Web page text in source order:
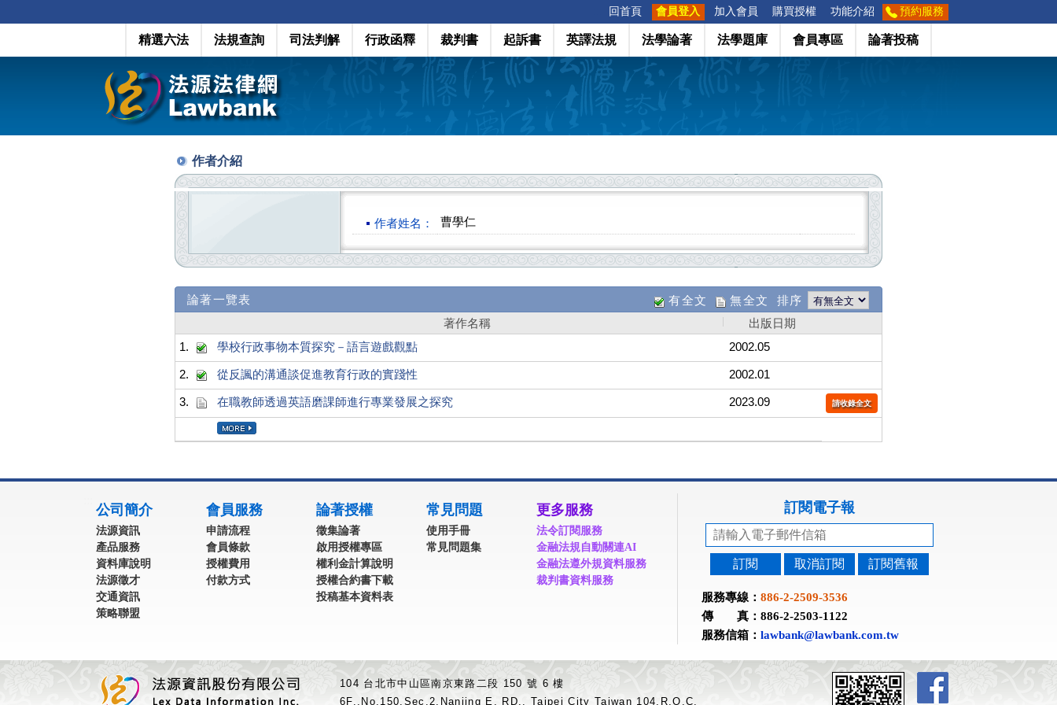
回首頁 會員登入 加入會員 購買授權 功能介紹 預約服務
精選六法 法規查詢 司法判解 行政函釋 裁判書 起訴書 英譯法規 法學論著 法學題庫 會員專區 論著投稿
作者介紹
作者姓名： 曹學仁
論著一覽表 有全文 無全文 排序
著作名稱
出版日期
1.
學校行政事物本質探究－語言遊戲觀點 2002.05
2. 從反諷的溝通談促進教育行政的實踐性 2002.01
3. 在職教師透過英語磨課師進行專業發展之探究 2023.09 請收錄全文
公司簡介
法源資訊
產品服務
資料庫說明
法源徵才
交通資訊
策略聯盟
會員服務
申請流程
會員條款
授權費用
付款方式
論著授權
徵集論著
啟用授權專區
權利金計算說明
授權合約書下載
投稿基本資料表
常見問題
使用手冊
常見問題集
更多服務
法令訂閱服務
金融法規自動關連AI
金融法遵外規資料服務
裁判書資料服務
訂閱電子報
訂閱 取消訂閱 訂閱舊報
服務專線： 886-2-2509-3536
傳 真：886-2-2503-1122
服務信箱： lawbank@lawbank.com.tw
104 台北市中山區南京東路二段 150 號 6 樓
6F.,No.150,Sec.2,Nanjing E. RD., Taipei City Taiwan 104,R.O.C.